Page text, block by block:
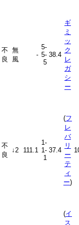
不
良
無
風
-
5-
5-
5
38.4
ギ
ミ
ッ
ク
レ
ガ
シ
ー
不
良
↓2 111.1
1-
1-
1
37.4
(フ
レ
バ
リ
ー
テ
ィ
ー)
(イ
ス